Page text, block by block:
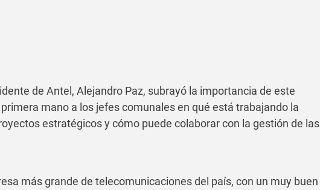
de Antel, Alejandro Paz, subrayó la importancia de este
mano a los jefes comunales en qué está trabajando la
estratégicos y cómo puede colaborar con la gestión de las
más grande de telecomunicaciones del país, con un muy buen